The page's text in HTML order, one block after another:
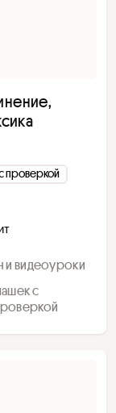
проверкой
и видеоуроки
с